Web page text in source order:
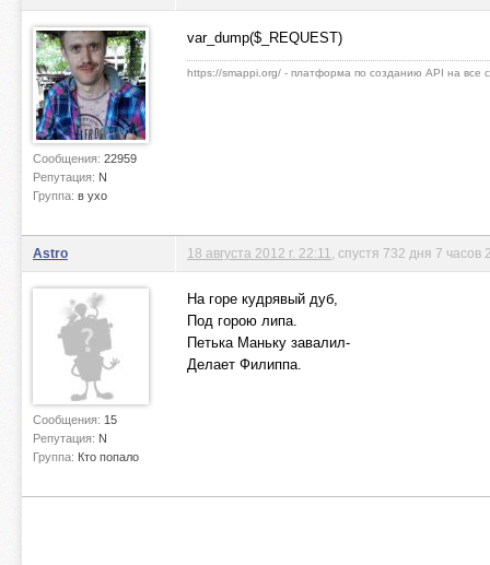
Сообщения: 22959
Репутация: N
Группа: в ухо
var_dump($_REQUEST)
https://smappi.org/ - платформа по созданию API на все
Astro
Сообщения: 15
Репутация: N
Группа: Кто попало
18 августа 2012 г. 22:11 , спустя 732 дня 7 часов
На горе кудрявый дуб,
Под горою липа.
Петька Маньку завалил-
Делает Филиппа.